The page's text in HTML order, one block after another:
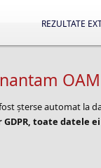
REZULTATE
șterse automat la
toate datele